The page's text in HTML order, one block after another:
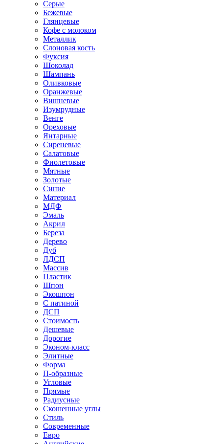
Серые
Бежевые
Глянцевые
Кофе с молоком
Металлик
Слоновая кость
Фуксия
Шоколад
Шампань
Оливковые
Оранжевые
Вишневые
Изумрудные
Венге
Ореховые
Янтарные
Сиреневые
Салатовые
Фиолетовые
Мятные
Золотые
Синие
Материал
МДФ
Эмаль
Акрил
Береза
Дерево
Дуб
ЛДСП
Массив
Пластик
Шпон
Экошпон
С патиной
ДСП
Стоимость
Дешевые
Дорогие
Эконом-класс
Элитные
Форма
П-образные
Угловые
Прямые
Радиусные
Скошенные углы
Стиль
Современные
Евро